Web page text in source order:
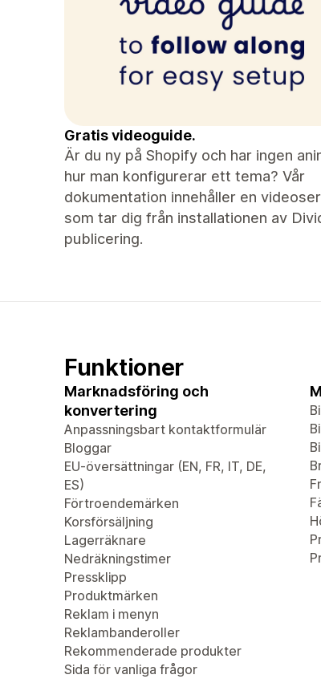
Gratis videoguide.
Är du ny på Shopify och har ingen
hur man konfigurerar ett tema? Vår
dokumentation innehåller en
som tar dig från installationen av
publicering.
Funktioner
Marknadsföring och
konvertering
Anpassningsbart kontaktformulär
Bloggar
EU-översättningar (EN, FR, IT, DE,
ES)
Förtroendemärken
Korsförsäljning
Lagerräknare
Nedräkningstimer
Pressklipp
Produktmärken
Reklam i menyn
Reklambanderoller
Rekommenderade produkter
Sida för vanliga frågor